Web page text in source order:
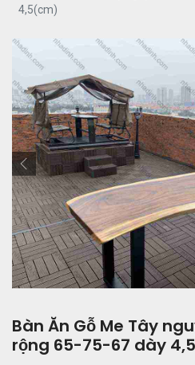
4,5(cm)
Bàn Ăn Gỗ Me Tây
rộng 65-75-67 dày